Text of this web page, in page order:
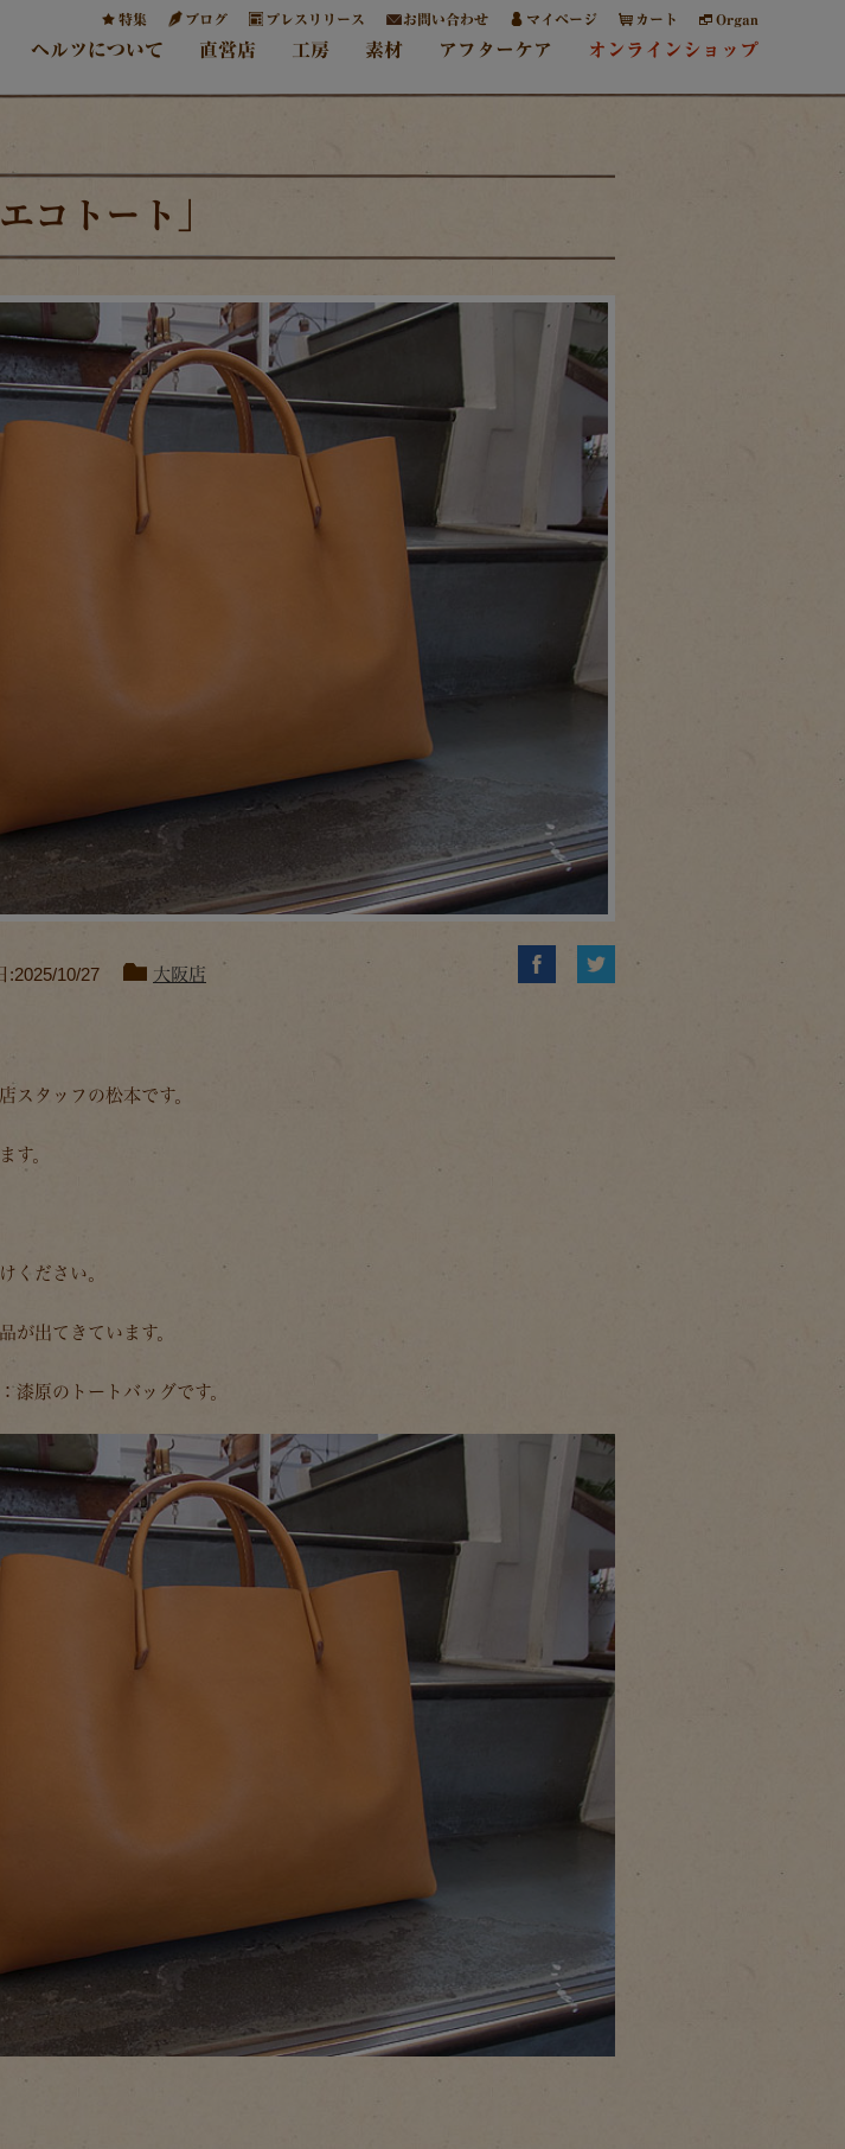
特集 ブログ プレスリリース お問い合わせ マイページ カート Organ
ヘルツについて 直営店 工房 素材 アフターケア オンラインショップ
コトート」
:2025/10/27 大阪店
スタッフの松本です。
す。
ください。
が出てきています。
漆原のトートバッグです。